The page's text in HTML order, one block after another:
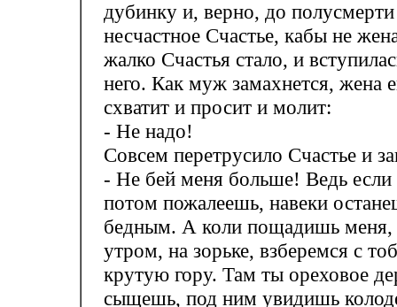
дубинку и, верно, до
несчастное Счастье, кабы не
жалко Счастья стало, и
него. Как муж замахнется, жена
схватит и просит и молит:
- Не надо!
Совсем перетрусило Счастье и
- Не бей меня больше! Ведь
потом пожалеешь, навеки
бедным. А коли пощадишь меня,
утром, на зорьке, взберемся с
крутую гору. Там ты ореховое
сыщешь, под ним увидишь